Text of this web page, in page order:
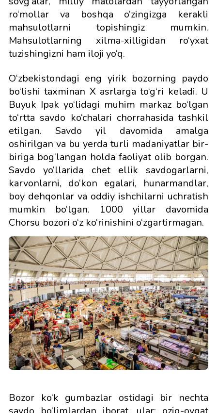
ro‘mollar va boshqa o‘zingizga kerakli
mahsulotlarni topishingiz mumkin.
Mahsulotlarning xilma-xilligidan ro‘yxat
tuzishingizni ham iloji yo‘q.
O‘zbekistondagi eng yirik bozorning paydo
bo‘lishi taxminan X asrlarga to‘g‘ri keladi. U
Buyuk Ipak yo‘lidagi muhim markaz bo‘lgan
to‘rtta savdo ko‘chalari chorrahasida tashkil
etilgan. Savdo yil davomida amalga
oshirilgan va bu yerda turli madaniyatlar bir-
biriga bog‘langan holda faoliyat olib borgan.
Savdo yo‘llarida chet ellik savdogarlarni,
karvonlarni, do‘kon egalari, hunarmandlar,
boy dehqonlar va oddiy ishchilarni uchratish
mumkin bo‘lgan. 1000 yillar davomida
Chorsu bozori o‘z ko‘rinishini o‘zgartirmagan.
Bozor ko‘k gumbazlar ostidagi bir nechta